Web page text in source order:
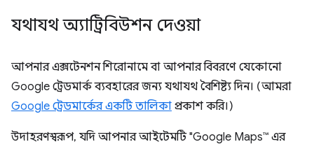
যথাযথ অ্যাট্রিবিউশন দেওয়া
আপনার এক্সটেনশন শিরোনামে বা আপনার বিবরণে যেকোনো
Google ট্রেডমার্ক ব্যবহারের জন্য যথাযথ বৈশিষ্ট্য দিন। (আমরা
Google ট্রেডমার্কের একটি তালিকা প্রকাশ করি।)
উদাহরণস্বরূপ, যদি আপনার আইটেমটি "Google Maps™ এর